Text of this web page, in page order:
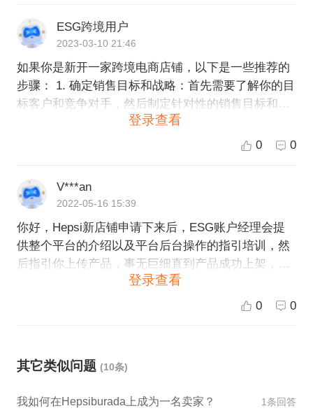
特色 3. 找到合适人才：根据业务需要，招聘相应岗位
的人才，例如跨境进口、外贸销售或市场推广等 4. 建
立商品库存：确定您的产品线，建立库存，将产品上
传到平台上，同时设置好适当的价格、利润率和库存
警告等 5. 制定营销计划：根据您的业务目标和定位，
制定合适的营销计划和促销活动，以提高您的店铺品
和遵守。 ESG跨境电商平台会提供专业的运营服务支
持，帮助商家更好地在平台上经营和推广其业务。如
ESG跨境用户
2023-03-10 21:46
如果你是新开一家跨境电商店铺，以下是一些推荐的
步骤： 1. 确定销售目标和战略：首先需要了解你的目
标客户和竞争对手，然后制定针对性的销售目标和战
略，包括价格、市场定位等方面。 2. 选择跨境电商平
台：根据你的业务需求，选择适合你的跨境电商平
并完善店铺信息、产品信息等。 4. 寻找供应商和产
品：寻找合适的供应商并选取高质量的产品进行销
售，确保产品质量、价格等具备竞争力。 5. 设计品牌
形象和推广计划：设计符合品牌形象的店铺页面和产
品展示，制定推广计划并进行线上和线下宣传和推
营和管理进行优化和持续的跟踪改进，提高店铺的转
店铺搭建、产品推广、营销规划、售后服务等。
登录查看
0 0
V***an
2022-05-16 15:39
你好，Hepsi新店铺申请下来后，ESG账户经理会提
供整个平台的介绍以及平台后台操作的指引培训，然
后指引你上传产品，事无巨细直到产品成功上架，接
着就等出单发货就可以了，无需负责售前售后以及广
告和活动。这些平台客户经理都会直接为卖家提供协
登录查看
0 0
其它类似问题 (10条)
我如何在Hepsiburada上成为一名卖家？ 1条回答